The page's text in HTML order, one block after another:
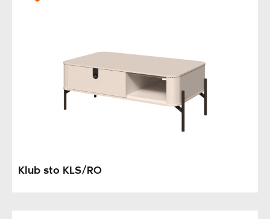
Klub sto KLS/RO